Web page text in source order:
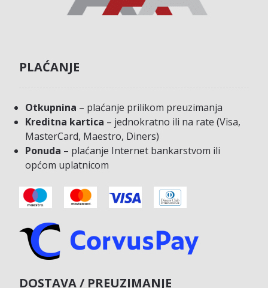
PLAĆANJE
Otkupnina – plaćanje prilikom preuzimanja
Kreditna kartica – jednokratno ili na rate (Visa,
MasterCard, Maestro, Diners)
Ponuda – plaćanje Internet bankarstvom ili
općom uplatnicom
DOSTAVA / PREUZIMANJE